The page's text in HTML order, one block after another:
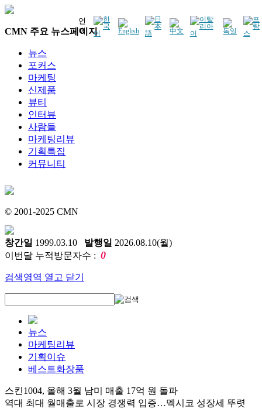
언
어
CMN 주요 뉴스페이지
뉴스
포커스
마케팅
신제품
뷰티
인터뷰
사람들
마케팅리뷰
기획특집
커뮤니티
© 2001-2025 CMN
창간일 1999.03.10 발행일 2026.08.10(월)
이번달 누적방문자수 : 0
검색영역 열고 닫기
뉴스
마케팅리뷰
기획이슈
베스트화장품
스킨1004, 올해 3월 남미 매출 17억 원 돌파
역대 최대 월매출로 시장 경쟁력 입증…멕시코 성장세 뚜렷